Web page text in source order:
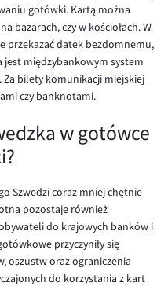
gotówki. Kartą można
bazarach, czy w kościołach. W
przekazać datek bezdomnemu,
jest międzybankowym system
bilety komunikacji miejskiej
czy banknotami.
w gotówce
Szwedzi coraz mniej chętnie
pozostaje również
do krajowych banków i
przyczyniły się
oszustw oraz ograniczenia
do korzystania z kart